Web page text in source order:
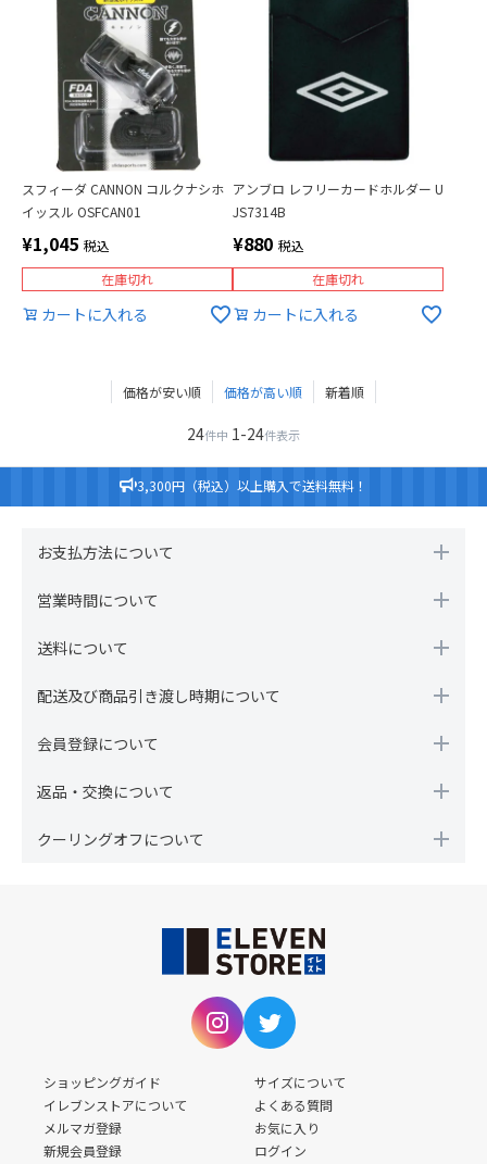
スフィーダ CANNON コルクナシホ
イッスル OSFCAN01
¥1,045 税込
在庫切れ
カートに入れる
アンブロ レフリーカードホルダー U
JS7314B
¥880 税込
在庫切れ
カートに入れる
価格が安い順 価格が高い順 新着順
24件中 1-24件表示
3,300円（税込）以上購入で送料無料！
お支払方法について
営業時間について
送料について
配送及び商品引き渡し時期について
会員登録について
返品・交換について
クーリングオフについて
ショッピングガイド
サイズについて
イレブンストアについて
よくある質問
メルマガ登録
お気に入り
新規会員登録
ログイン